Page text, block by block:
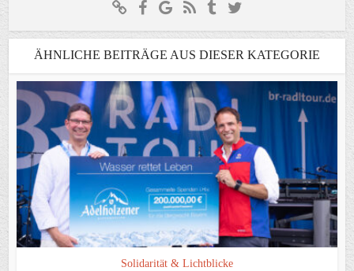
ÄHNLICHE BEITRÄGE AUS DIESER KATEGORIE
Solidarität & Lichtblicke